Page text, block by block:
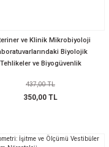
ve Klinik Mikrobiyoloji
Biyolojik
Tehlikeler ve Biyogüvenlik
437,00 TL
350,00 TL